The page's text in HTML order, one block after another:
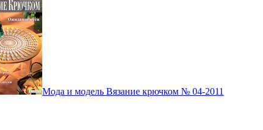
Мода и модель Вязание крючком № 04-2011